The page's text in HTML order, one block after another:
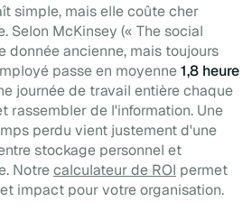
simple, mais elle coûte cher
Selon McKinsey (« The social
donnée ancienne, mais toujours
passe en moyenne1,8 heure
journée de travail entière chaque
rassembler de l'information. Une
perdu vient justement d'une
stockage personnel et
Notrecalculateur de ROI permet
impact pour votre organisation.